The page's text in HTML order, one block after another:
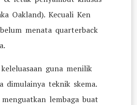
Oakland). Kecuali Ken
menata quarterback
guna menilik
dimulainya teknik skema.
lembaga buat